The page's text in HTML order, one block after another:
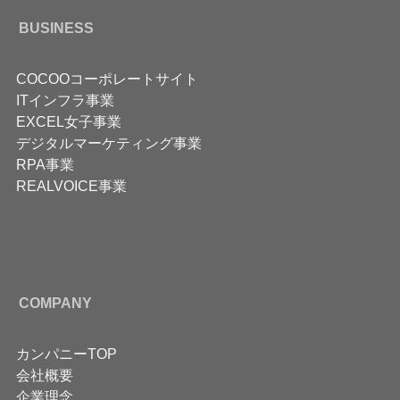
BUSINESS
COCOOコーポレートサイト
ITインフラ事業
EXCEL女子事業
デジタルマーケティング事業
RPA事業
REALVOICE事業
COMPANY
カンパニーTOP
会社概要
企業理念